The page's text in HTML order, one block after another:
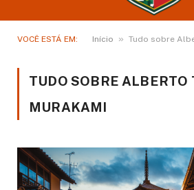
VOCÊ ESTÁ EM: Início » Tudo sobre
TUDO SOBRE ALBERTO
MURAKAMI